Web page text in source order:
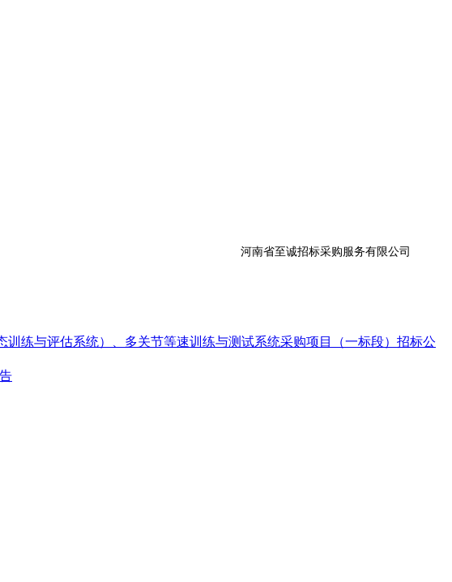
河南省至诚招标采购服务有限公司
练与评估系统）、多关节等速训练与测试系统采购项目（一标段）招标公